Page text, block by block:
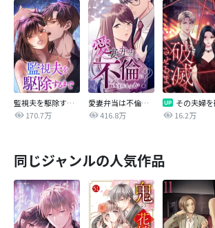
監視夫を駆除するまで
170.7万
愛妻弁当は不倫に含まれますか？
416.8万
16.2万
同じジャンルの人気作品